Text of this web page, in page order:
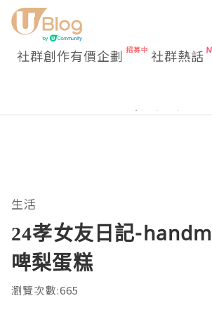
社群創作有價企劃 社群熱話
生活
24孝女友日記-
啤梨蛋糕
瀏覽次數:665